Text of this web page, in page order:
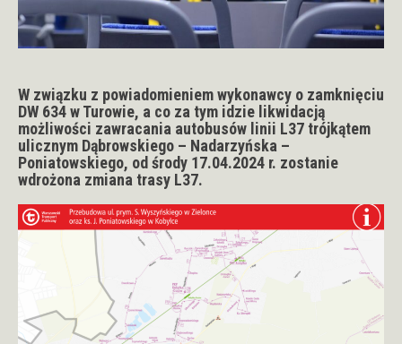
W związku z powiadomieniem wykonawcy o zamknięciu
DW 634 w Turowie, a co za tym idzie likwidacją
możliwości zawracania autobusów linii L37 trójkątem
ulicznym Dąbrowskiego – Nadarzyńska –
Poniatowskiego, od środy 17.04.2024 r. zostanie
wdrożona zmiana trasy L37.